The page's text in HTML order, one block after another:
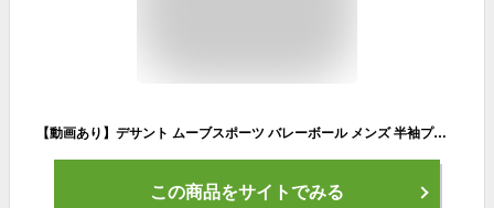
【動画あり】デサント ムーブスポーツ バレーボール メンズ 半袖プラクティスシャツ 練習着 2026年春夏モデル【 SV6SHT10U 練習 Tシャツ 半袖シャツ バレーシャツ トレーニング DESCENTE MOVE SPORT 】【翌日配達対象】【メール便は翌日配達不可】[M便 1/1][自社]
この商品をサイトでみる